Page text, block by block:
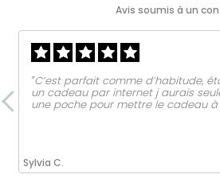
Avis soumis à un
Sylvia C.
‟C’est parfait comme d’habitude,
un cadeau par internet j aurais
une poche pour mettre le cadeau à